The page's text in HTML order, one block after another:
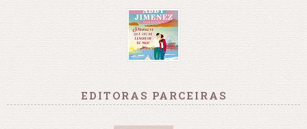
EDITORAS PARCEIRAS